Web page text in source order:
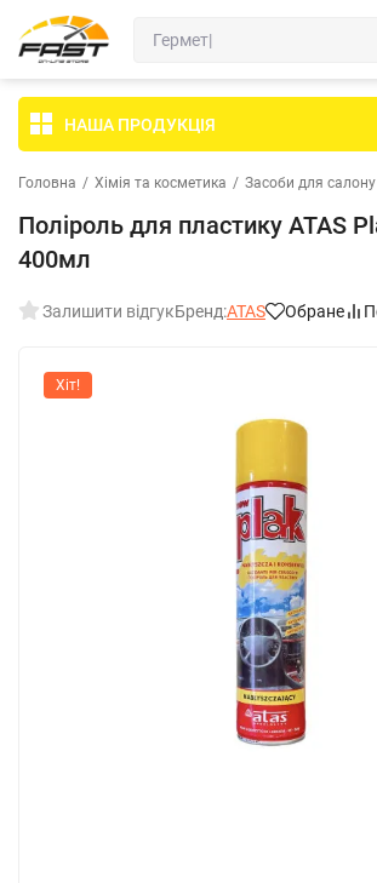
НАША ПРОДУКЦІЯ
Головна / Хімія та косметика / Засоби для салону
Поліроль для пластику ATAS
400мл
Залишити відгукБренд:ATAS Обране
Хіт!